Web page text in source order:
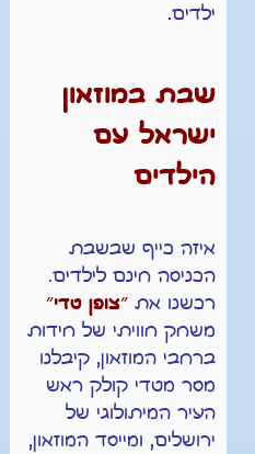
ילדים.
שבת במוזאון
ישראל עם
הילדים
איזה כייף שבשבת
הכניסה חינם לילדים.
רכשנו את ״צופן טדי״
משחק חוויתי של חידות
ברחבי המוזאון, קיבלנו
מסר מטדי קולק ראש
העיר המיתולוגי של
ירושלים, ומייסד המוזאון,